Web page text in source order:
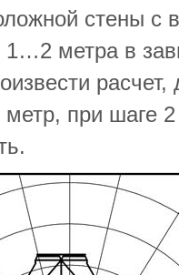
стены
метра в
при шаге 2